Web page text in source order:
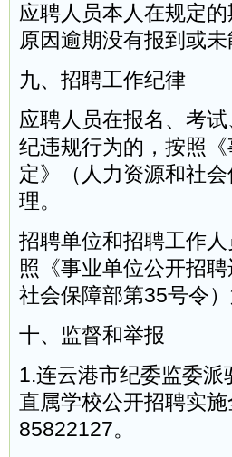
应聘人员本人在规定
原因逾期没有报到或
九、招聘工作纪律
应聘人员在报名、考
纪违规行为的，按照
定》（人力资源和社
理。
招聘单位和招聘工作
照《事业单位公开招
社会保障部第35号令
十、监督和举报
1.连云港市纪委监委
直属学校公开招聘实
85822127。